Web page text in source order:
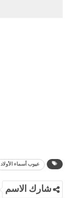
عيوب أسماء الأولاد
شارك الاسم